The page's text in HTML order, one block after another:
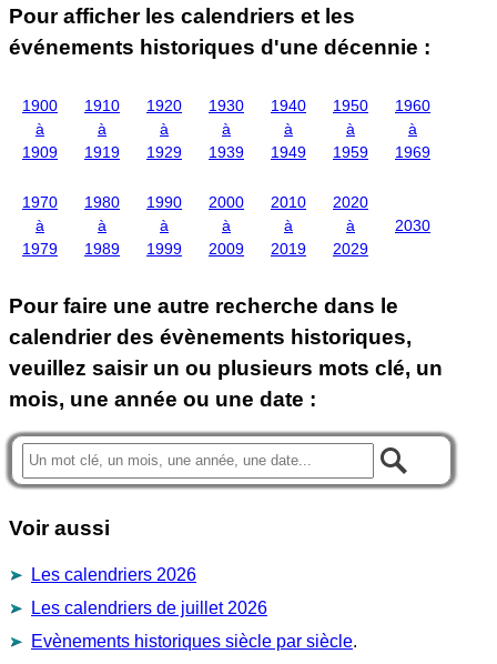
Pour afficher les calendriers et les
événements historiques d'une décennie :
1900
à
1909
1910
à
1919
1920
à
1929
1930
à
1939
1940
à
1949
1950
à
1959
1960
à
1969
1970
à
1979
1980
à
1989
1990
à
1999
2000
à
2009
2010
à
2019
2020
à
2029
2030
Pour faire une autre recherche dans le
calendrier des évènements historiques,
veuillez saisir un ou plusieurs mots clé, un
mois, une année ou une date :
Voir aussi
Les calendriers 2026
Les calendriers de juillet 2026
Evènements historiques siècle par siècle.